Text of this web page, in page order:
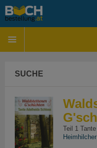
SUCHE
Teil 1
Heimhilcher